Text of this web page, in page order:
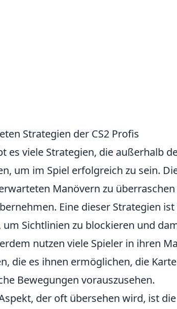
Strategien der CS2 Profis
es viele Strategien, die außerhalb
um im Spiel erfolgreich zu sein.
Manövern zu
Eine dieser Strategien
um Sichtlinien zu blockieren und
nutzen viele Spieler in ihren
die es ihnen ermöglichen, die
Bewegungen vorauszusehen.
der oft übersehen wird, ist die